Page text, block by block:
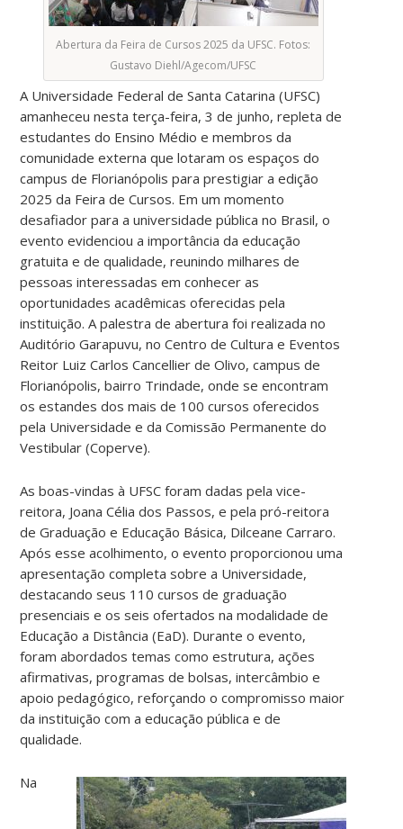
Abertura da Feira de Cursos 2025 da UFSC. Fotos:
Gustavo Diehl/Agecom/UFSC
A Universidade Federal de Santa Catarina (UFSC)
amanheceu nesta terça-feira, 3 de junho, repleta de
estudantes do Ensino Médio e membros da
comunidade externa que lotaram os espaços do
campus de Florianópolis para prestigiar a edição
2025 da Feira de Cursos. Em um momento
desafiador para a universidade pública no Brasil, o
evento evidenciou a importância da educação
gratuita e de qualidade, reunindo milhares de
pessoas interessadas em conhecer as
oportunidades acadêmicas oferecidas pela
instituição. A palestra de abertura foi realizada no
Auditório Garapuvu, no Centro de Cultura e Eventos
Reitor Luiz Carlos Cancellier de Olivo, campus de
Florianópolis, bairro Trindade, onde se encontram
os estandes dos mais de 100 cursos oferecidos
pela Universidade e da Comissão Permanente do
Vestibular (Coperve).
As boas-vindas à UFSC foram dadas pela vice-
reitora, Joana Célia dos Passos, e pela pró-reitora
de Graduação e Educação Básica, Dilceane Carraro.
Após esse acolhimento, o evento proporcionou uma
apresentação completa sobre a Universidade,
destacando seus 110 cursos de graduação
presenciais e os seis ofertados na modalidade de
Educação a Distância (EaD). Durante o evento,
foram abordados temas como estrutura, ações
afirmativas, programas de bolsas, intercâmbio e
apoio pedagógico, reforçando o compromisso maior
da instituição com a educação pública e de
qualidade.
Na